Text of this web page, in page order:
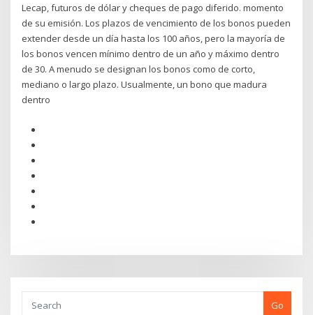
Lecap, futuros de dólar y cheques de pago diferido. momento
de su emisión. Los plazos de vencimiento de los bonos pueden
extender desde un día hasta los 100 años, pero la mayoría de
los bonos vencen mínimo dentro de un año y máximo dentro
de 30. A menudo se designan los bonos como de corto,
mediano o largo plazo. Usualmente, un bono que madura
dentro
Go